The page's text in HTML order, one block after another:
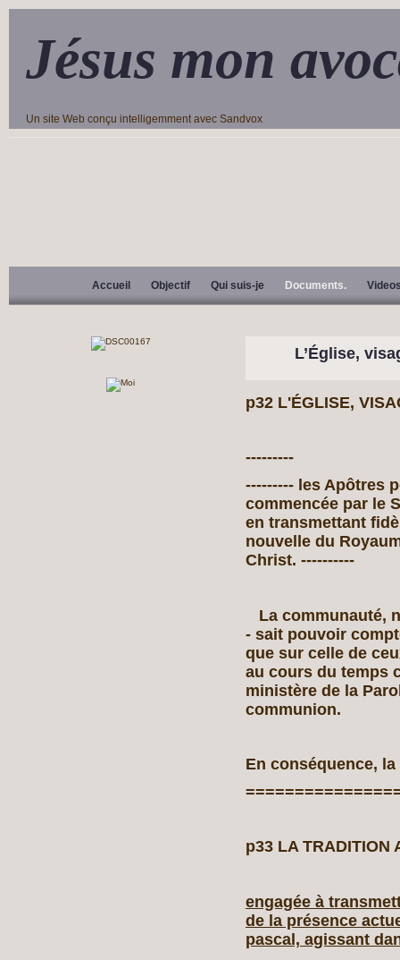
Jésus mon
Un site Web conçu intelligemment avec Sandvox
Accueil Objectif Qui suis-je Documents.
L’Église,
p32 L'ÉGLISE,
---------
--------- les Apôtres
commencée par le
en transmettant
nouvelle du
Christ. ----------
La communauté,
- sait pouvoir
que sur celle de
au cours du temps
ministère de la
communion.
En conséquence,
p33 LA TRADITION
engagée à
de la présence
pascal, agissant